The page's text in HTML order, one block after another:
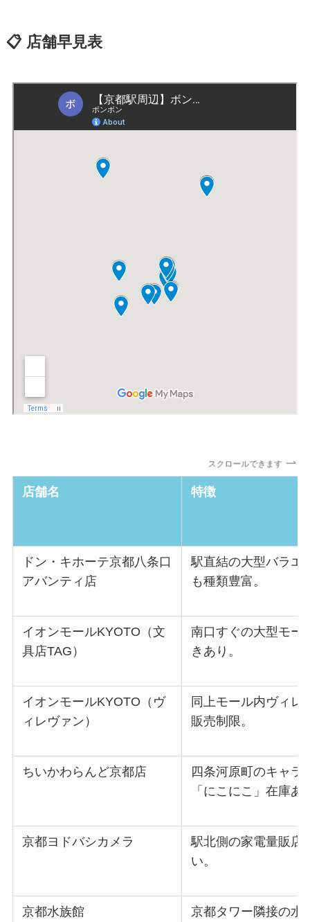
📋 店舗早見表
スクロールできます
店舗名 特徴
ドン・キホーテ京都八条口
アバンティ店
駅直結の大型バラエ
も種類豊富。
イオンモールKYOTO（文
具店TAG）
南口すぐの大型モー
きあり。
イオンモールKYOTO（ヴ
ィレヴァン）
同上モール内ヴィレ
販売制限。
ちいかわらんど京都店
四条河原町のキャラ
「にこにこ」在庫あ
京都ヨドバシカメラ
駅北側の家電量販店
い。
京都水族館
京都タワー隣接の水